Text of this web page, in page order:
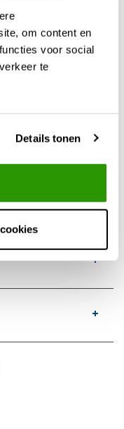
om content en
voor social
te
Details tonen
(sinds 1996)
producten